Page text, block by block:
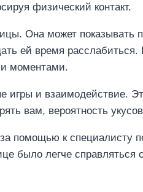
физический контакт.
Она может показывать
ей время
моментами.
игры и взаимодействие.
вам, вероятность
помощью к специалисту
было легче справляться